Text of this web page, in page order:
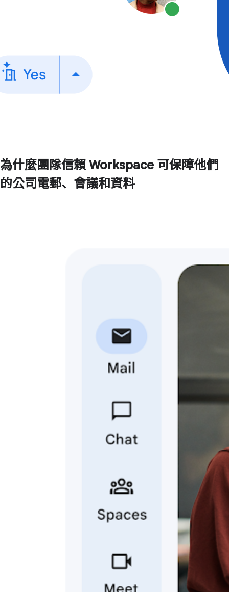
為什麼團隊信賴 Workspace 可保障他們
的公司電郵、會議和資料